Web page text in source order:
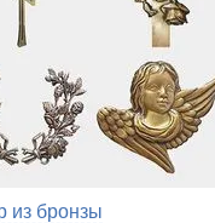
из бронзы